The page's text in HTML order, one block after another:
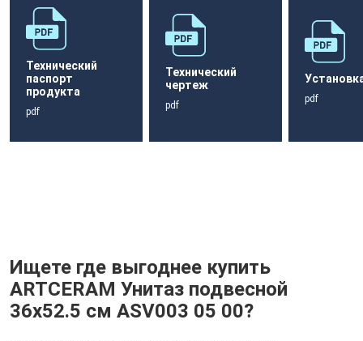
Технический
паспорт
продукта
pdf
Технический
чертеж
pdf
pdf
Ищете где выгоднее купить
ARTCERAM Унитаз подвесной
36х52.5 см ASV003 05 00?